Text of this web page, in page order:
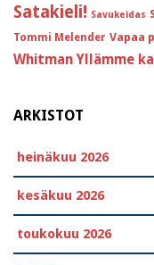
Satakieli! Savukeidas
Tommi Melender Vapaa
Whitman Yllämme
ARKISTOT
heinäkuu 2026
kesäkuu 2026
toukokuu 2026